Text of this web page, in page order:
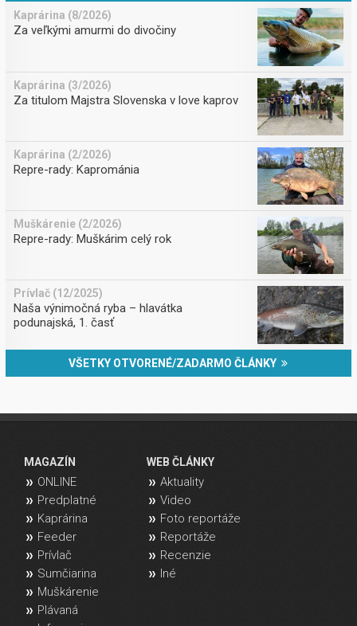
Kaprárina (8/2026)
Za veľkými amurmi do divočiny
Kaprárina (3/2026)
Za titulom Majstra Slovenska v love kaprov
Kaprárina (2/2026)
Repre-rady: Kaprománia
Muškárenie (2/2026)
Repre-rady: Muškárim celý rok
Prívlač (12/2025)
Naša výnimočná ryba – hlavátka
podunajská, 1. časť
VŠETKY OTVORENÉ/ZADARMO ČLÁNKY
MAGAZÍN
ONLINE
Predplatné
Kaprárina
Feeder
Prívlač
Sumčiarina
Muškárenie
Plávaná
WEB ČLÁNKY
Aktuality
Video
Foto reportáže
Reportáže
Recenzie
Iné